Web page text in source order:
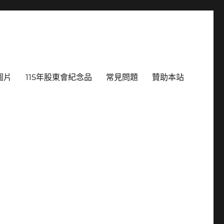
片 115年股東會紀念品 常見問題 贊助本站